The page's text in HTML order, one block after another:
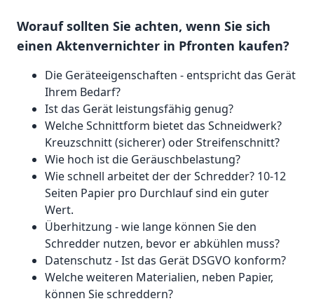
Worauf sollten Sie achten, wenn Sie sich
einen Aktenvernichter in Pfronten kaufen?
Die Geräteeigenschaften - entspricht das Gerät
Ihrem Bedarf?
Ist das Gerät leistungsfähig genug?
Welche Schnittform bietet das Schneidwerk?
Kreuzschnitt (sicherer) oder Streifenschnitt?
Wie hoch ist die Geräuschbelastung?
Wie schnell arbeitet der der Schredder? 10-12
Seiten Papier pro Durchlauf sind ein guter
Wert.
Überhitzung - wie lange können Sie den
Schredder nutzen, bevor er abkühlen muss?
Datenschutz - Ist das Gerät DSGVO konform?
Welche weiteren Materialien, neben Papier,
können Sie schreddern?